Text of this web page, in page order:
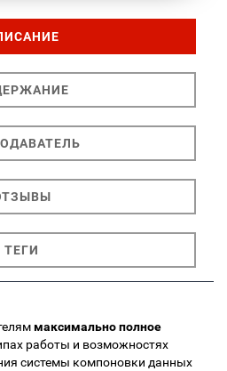
ТЕГИ
максимально полное
работы и возможностях
системы компоновки данных